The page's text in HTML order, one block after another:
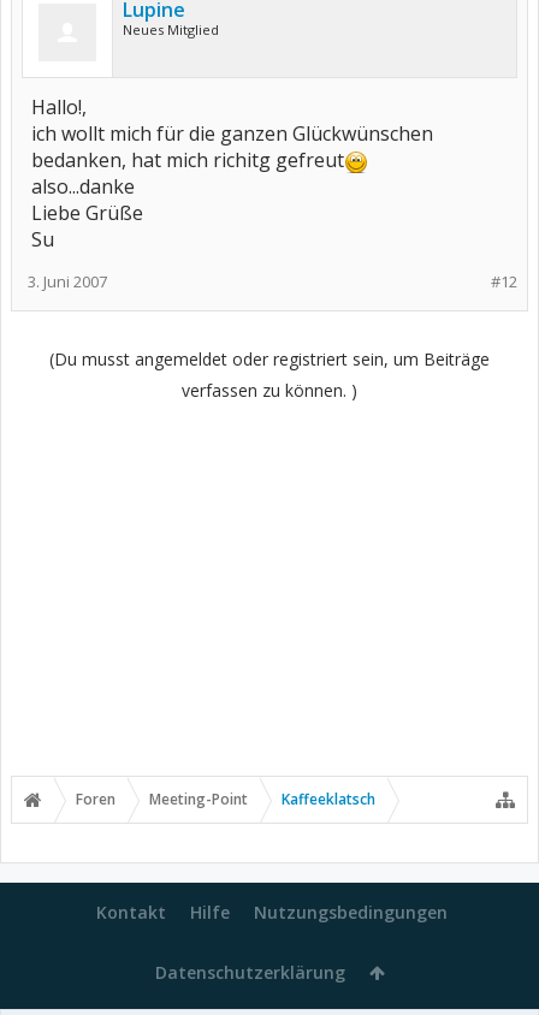
Lupine
Neues Mitglied
Hallo!,
ich wollt mich für die ganzen Glückwünschen
bedanken, hat mich richitg gefreut
also...danke
Liebe Grüße
Su
#12
3. Juni 2007
(Du musst angemeldet oder registriert sein, um Beiträge
verfassen zu können. )
Foren Meeting-Point Kaffeeklatsch
Kontakt Hilfe Nutzungsbedingungen
Datenschutzerklärung